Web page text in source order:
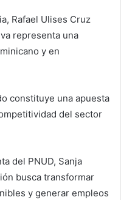
Rafael Ulises Cruz
representa una
y en
constituye una apuesta
del sector
del PNUD, Sanja
busca transformar
y generar empleos